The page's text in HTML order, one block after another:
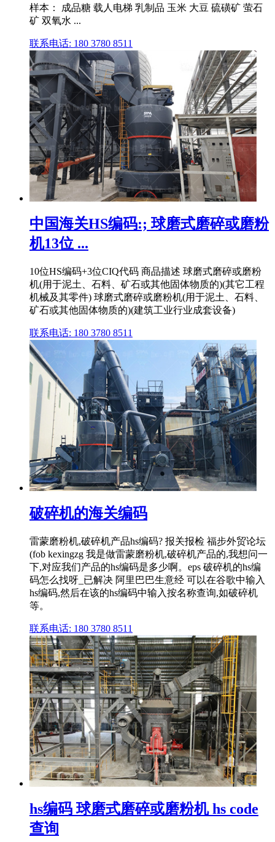
样本： 成品糖 载人电梯 乳制品 玉米 大豆 硫磺矿 萤石
矿 双氧水 ...
联系电话: 180 3780 8511
中国海关HS编码:; 球磨式磨碎或磨粉
机13位 ...
10位HS编码+3位CIQ代码 商品描述 球磨式磨碎或磨粉
机(用于泥土、石料、矿石或其他固体物质的)(其它工程
机械及其零件) 球磨式磨碎或磨粉机(用于泥土、石料、
矿石或其他固体物质的)(建筑工业行业成套设备)
联系电话: 180 3780 8511
破碎机的海关编码
雷蒙磨粉机,破碎机产品hs编码? 报关报检 福步外贸论坛
(fob kexingzg 我是做雷蒙磨粉机,破碎机产品的,我想问一
下,对应我们产品的hs编码是多少啊。eps 破碎机的hs编
码怎么找呀_已解决 阿里巴巴生意经 可以在谷歌中输入
hs编码,然后在该的hs编码中输入按名称查询,如破碎机
等。
联系电话: 180 3780 8511
hs编码 球磨式磨碎或磨粉机 hs code
查询